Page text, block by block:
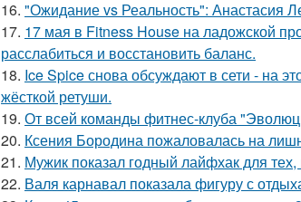
16. "Ожидание vs Реальность": Анастасия
17. 17 мая в Fitness House на ладожской
расслабиться и восстановить баланс.
18. Ice Spice снова обсуждают в сети - на
жёсткой ретуши.
19. От всей команды фитнес-клуба
20. Ксения Бородина пожаловалась на
21. Мужик показал годный лайфхак для
22. Валя карнавал показала фигуру с